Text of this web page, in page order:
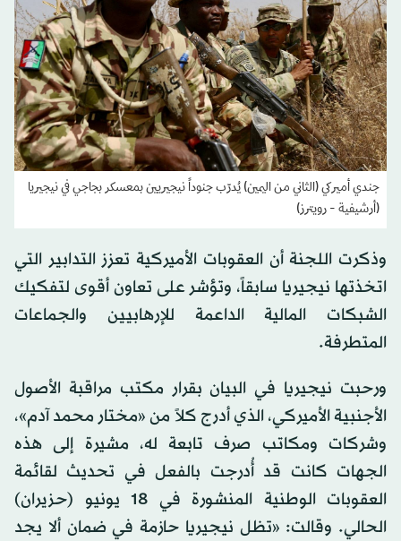
جندي أميركي (الثاني من اليمين) يُدرّب جنوداً نيجيريين بمعسكر بجاجي في نيجيريا
(أرشيفية - رويترز)
وذكرت اللجنة أن العقوبات الأميركية تعزز التدابير التي
اتخذتها نيجيريا سابقاً، وتؤشر على تعاون أقوى لتفكيك
الشبكات المالية الداعمة للإرهابيين والجماعات
المتطرفة.
ورحبت نيجيريا في البيان بقرار مكتب مراقبة الأصول
الأجنبية الأميركي، الذي أدرج كلاً من «مختار محمد آدم»،
وشركات ومكاتب صرف تابعة له، مشيرة إلى هذه
الجهات كانت قد أُدرجت بالفعل في تحديث لقائمة
العقوبات الوطنية المنشورة في 18 يونيو (حزيران)
الحالي. وقالت: «تظل نيجيريا حازمة في ضمان ألا يجد